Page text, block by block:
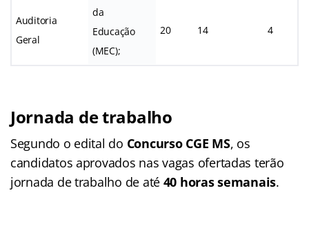
da
Educação
(MEC);
Auditoria
Geral
20 14 4
Jornada de trabalho
Segundo o edital do Concurso CGE MS, os
candidatos aprovados nas vagas ofertadas terão
jornada de trabalho de até 40 horas semanais.